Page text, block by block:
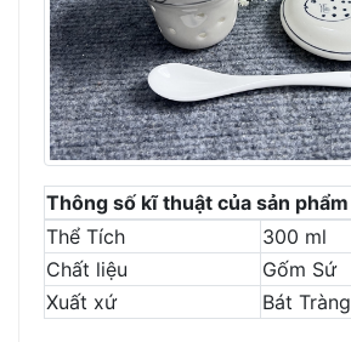
Thông số kĩ thuật của sản phẩm
Thể Tích
300 ml
Chất liệu
Gốm Sứ
Xuất xứ
Bát Tràng